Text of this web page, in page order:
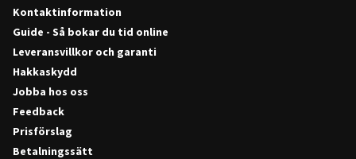
Kontaktinformation
Guide - Så bokar du tid online
Leveransvillkor och garanti
Hakkaskydd
Jobba hos oss
Feedback
Prisförslag
Betalningssätt